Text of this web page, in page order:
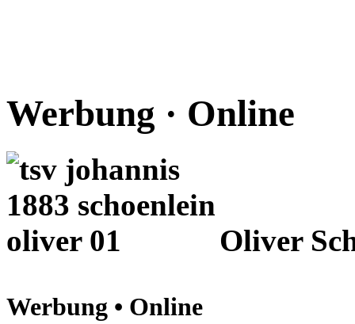
Werbung · Online
Oliver
Werbung • Online